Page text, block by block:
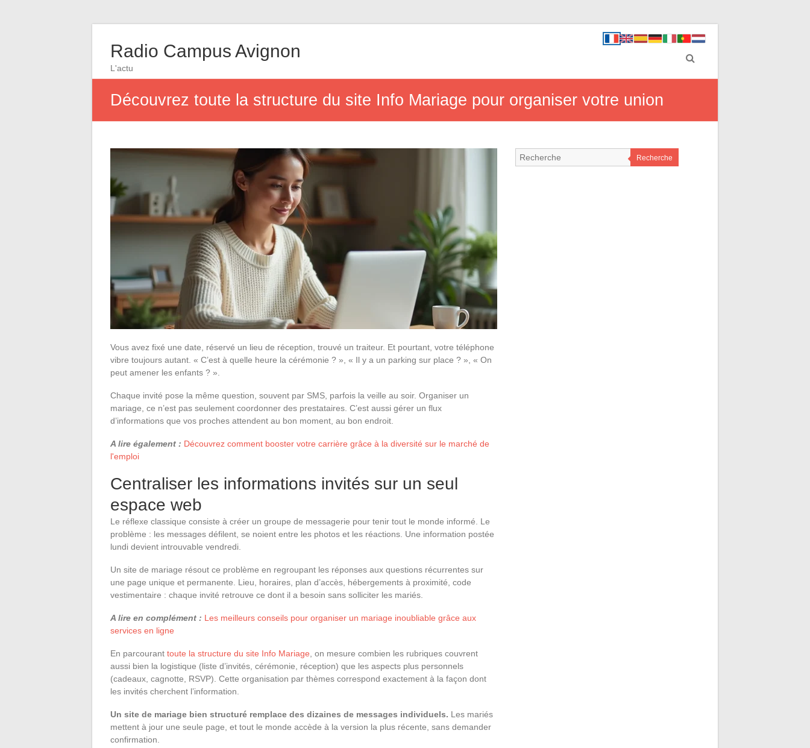
Radio Campus Avignon
L'actu
Découvrez toute la structure du site Info Mariage pour organiser votre union
Vous avez fixé une date, réservé un lieu de réception, trouvé un traiteur. Et pourtant, votre téléphone
vibre toujours autant. « C’est à quelle heure la cérémonie ? », « Il y a un parking sur place ? », « On
peut amener les enfants ? ».
Chaque invité pose la même question, souvent par SMS, parfois la veille au soir. Organiser un
mariage, ce n’est pas seulement coordonner des prestataires. C’est aussi gérer un flux
d’informations que vos proches attendent au bon moment, au bon endroit.
A lire également : Découvrez comment booster votre carrière grâce à la diversité sur le marché de
l'emploi
Centraliser les informations invités sur un seul
espace web
Le réflexe classique consiste à créer un groupe de messagerie pour tenir tout le monde informé. Le
problème : les messages défilent, se noient entre les photos et les réactions. Une information postée
lundi devient introuvable vendredi.
Un site de mariage résout ce problème en regroupant les réponses aux questions récurrentes sur
une page unique et permanente. Lieu, horaires, plan d’accès, hébergements à proximité, code
vestimentaire : chaque invité retrouve ce dont il a besoin sans solliciter les mariés.
A lire en complément : Les meilleurs conseils pour organiser un mariage inoubliable grâce aux
services en ligne
En parcourant toute la structure du site Info Mariage , on mesure combien les rubriques couvrent
aussi bien la logistique (liste d’invités, cérémonie, réception) que les aspects plus personnels
(cadeaux, cagnotte, RSVP). Cette organisation par thèmes correspond exactement à la façon dont
les invités cherchent l’information.
Un site de mariage bien structuré remplace des dizaines de messages individuels. Les mariés
mettent à jour une seule page, et tout le monde accède à la version la plus récente, sans demander
confirmation.
Recherche